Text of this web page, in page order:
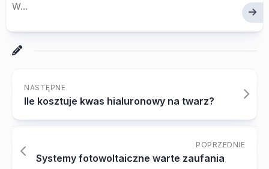
W...
NASTĘPNE
Ile kosztuje kwas hialuronowy na twarz?
POPRZEDNIE
Systemy fotowoltaiczne warte zaufania